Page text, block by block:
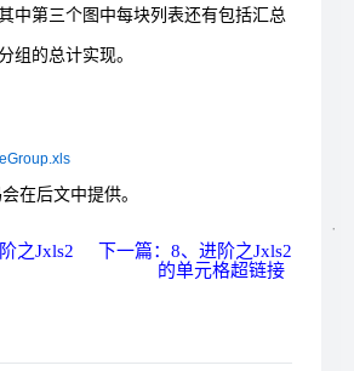
中第三个图中每块列表还有包括汇总
组的总计实现。
在后文中提供。
之Jxls2
下一篇：8、进阶之Jxls2
的单元格超链接